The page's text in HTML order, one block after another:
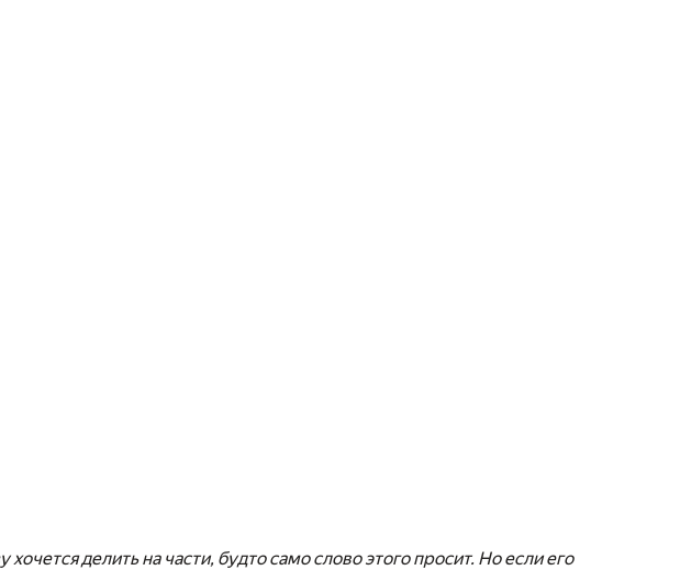
делить на части, будто само слово этого просит. Но если его